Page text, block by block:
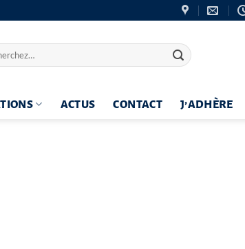
ACTUS CONTACT J’ADHÈRE